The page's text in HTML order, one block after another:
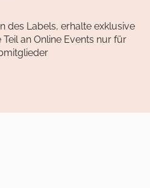
des Labels, erhalte exklusive
an Online Events nur für